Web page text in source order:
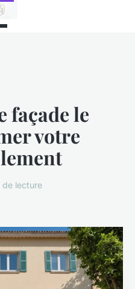
façade le
votre
lecture